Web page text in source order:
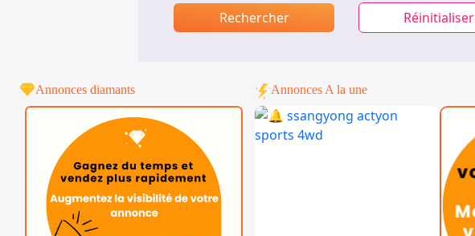
Rechercher Réinitialiser
Annonces diamants Annonces A la une